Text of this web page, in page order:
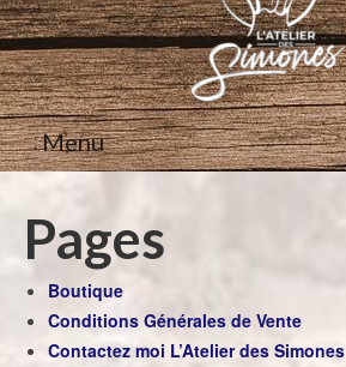
Menu
Pages
Boutique
Conditions Générales de Vente
Contactez moi L’Atelier des Simones